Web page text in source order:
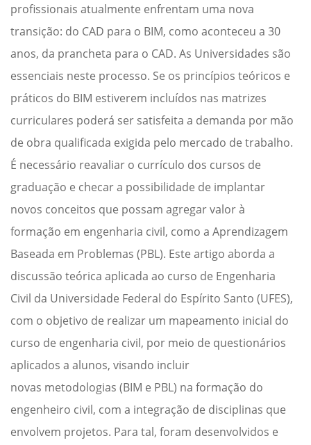
profissionais atualmente enfrentam uma nova
transição: do CAD para o BIM, como aconteceu a 30
anos, da prancheta para o CAD. As Universidades são
essenciais neste processo. Se os princípios teóricos e
práticos do BIM estiverem incluídos nas matrizes
curriculares poderá ser satisfeita a demanda por mão
de obra qualificada exigida pelo mercado de trabalho.
É necessário reavaliar o currículo dos cursos de
graduação e checar a possibilidade de implantar
novos conceitos que possam agregar valor à
formação em engenharia civil, como a Aprendizagem
Baseada em Problemas (PBL). Este artigo aborda a
discussão teórica aplicada ao curso de Engenharia
Civil da Universidade Federal do Espírito Santo (UFES),
com o objetivo de realizar um mapeamento inicial do
curso de engenharia civil, por meio de questionários
aplicados a alunos, visando incluir
novas metodologias (BIM e PBL) na formação do
engenheiro civil, com a integração de disciplinas que
envolvem projetos. Para tal, foram desenvolvidos e